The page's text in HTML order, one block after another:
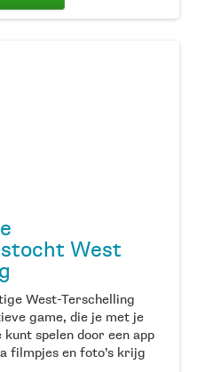
en het is een echte
West
West-Terschelling
game, die je met je
spelen door een app
filmpjes en foto’s krijg